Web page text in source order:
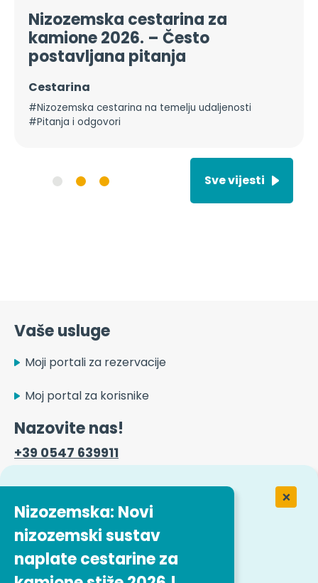
Nizozemska: Novi
nizozemski sustav
naplate cestarine za
Sve vijesti
Nizozemska cestarina za
kamione 2026. – Često
postavljana pitanja
Cestarina
#Nizozemska cestarina na temelju udaljenosti
#Pitanja i odgovori
Vaše usluge
Moji portali za rezervacije
Moj portal za korisnike
Nazovite nas!
+39 0547 639911
Kontaktni obrazac
Rad u tvrtki Easytrip Transport